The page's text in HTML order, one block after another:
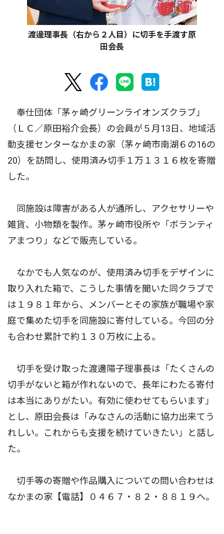
渡邊理事長（右から２人目）に切手を手渡す原
田会長
奉仕団体「茅ヶ崎グリーンライオンズクラブ」
（ＬＣ／原田裕介会長）の会員が５月13日、地域活
動支援センターなかまの家（茅ヶ崎市南湖６の16の
20）を訪問し、使用済み切手１万１３１６枚を寄贈
した。
同施設は障害がある人が通所し、アクセサリーや
雑貨、小物類を製作。茅ヶ崎市役所や「ボランティ
アまつり」などで販売している。
なかでも人気なのが、使用済み切手をデザインに
取り入れた箱で、こうした事情を聞いた同クラブで
は１９８１年から、メンバーとその家族が職場や家
庭で集めた切手を同施設に寄付している。今回の分
も合わせ累計で約１３０万枚に上る。
切手を受け取った渡邊陽子理事長は「たくさんの
切手がないと箱が作れないので、長年にわたる寄付
は本当にありがたい。有効に使わせてもらいます」
とし、原田会長は「みなさんの活動に協力出来てう
れしい。これからも支援を続けていきたい」と話し
た。
切手等の寄贈や作品購入についての問い合わせは
なかまの家【電話】０４６７・８２・８８１９へ。